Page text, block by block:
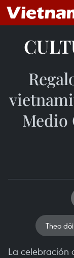
Medio
Theo
La celebración